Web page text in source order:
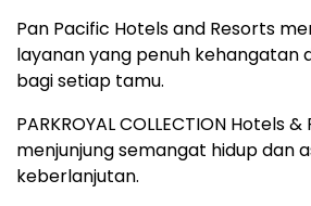
Pan Pacific Hotels and Resorts
layanan yang penuh kehangatan
bagi setiap tamu.
PARKROYAL COLLECTION Hotels
menjunjung semangat hidup dan
keberlanjutan.